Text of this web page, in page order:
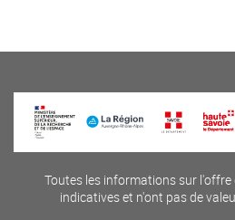
Toutes les informations sur
indicatives et n'ont pas de